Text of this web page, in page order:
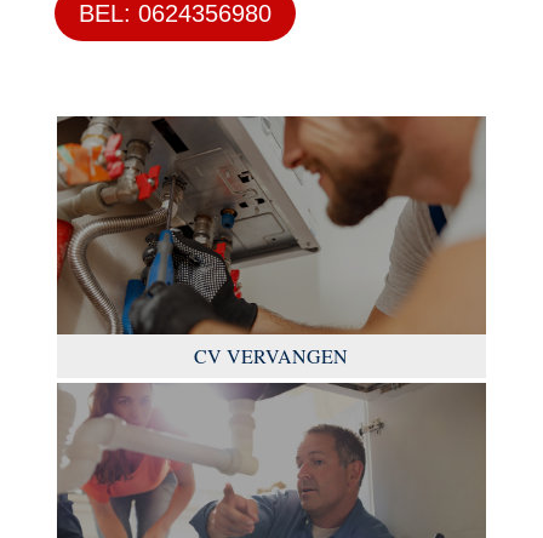
BEL: 0624356980
CV VERVANGEN